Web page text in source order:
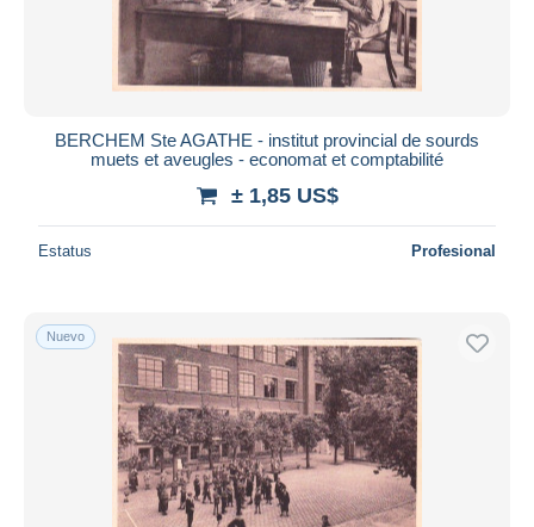
BERCHEM Ste AGATHE - institut provincial de sourds
muets et aveugles - economat et comptabilité
± 1,85 US$
Estatus Profesional
Nuevo